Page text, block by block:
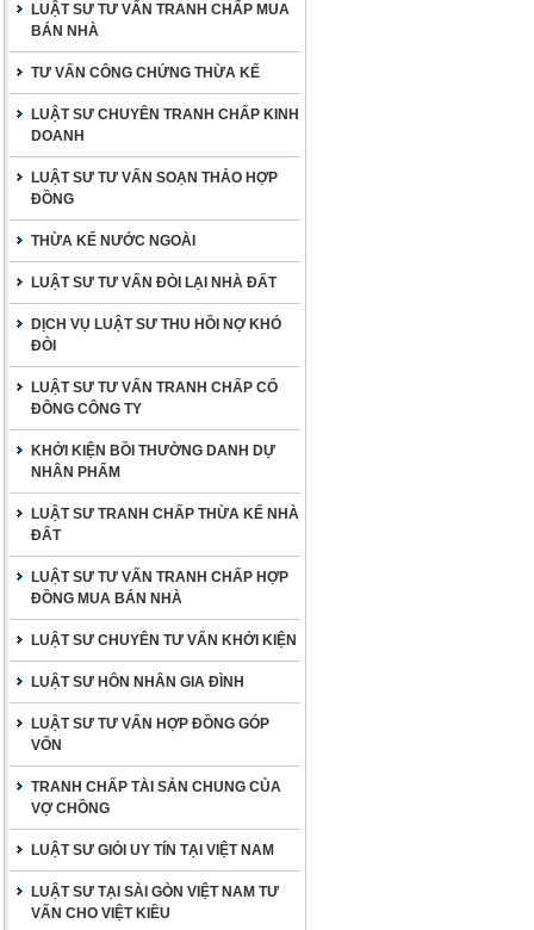
LUẬT SƯ TƯ VẤN TRANH CHẤP MUA
BÁN NHÀ
TƯ VẤN CÔNG CHỨNG THỪA KẾ
LUẬT SƯ CHUYÊN TRANH CHẤP KINH
DOANH
LUẬT SƯ TƯ VẤN SOẠN THẢO HỢP
ĐỒNG
THỪA KẾ NƯỚC NGOÀI
LUẬT SƯ TƯ VẤN ĐÒI LẠI NHÀ ĐẤT
DỊCH VỤ LUẬT SƯ THU HỒI NỢ KHÓ
ĐÒI
LUẬT SƯ TƯ VẤN TRANH CHẤP CỔ
ĐÔNG CÔNG TY
KHỞI KIỆN BỒI THƯỜNG DANH DỰ
NHÂN PHẨM
LUẬT SƯ TRANH CHẤP THỪA KẾ NHÀ
ĐẤT
LUẬT SƯ TƯ VẤN TRANH CHẤP HỢP
ĐỒNG MUA BÁN NHÀ
LUẬT SƯ CHUYÊN TƯ VẤN KHỞI KIỆN
LUẬT SƯ HÔN NHÂN GIA ĐÌNH
LUẬT SƯ TƯ VẤN HỢP ĐỒNG GÓP
VỐN
TRANH CHẤP TÀI SẢN CHUNG CỦA
VỢ CHỒNG
LUẬT SƯ GIỎI UY TÍN TẠI VIỆT NAM
LUẬT SƯ TẠI SÀI GÒN VIỆT NAM TƯ
VẤN CHO VIỆT KIỀU